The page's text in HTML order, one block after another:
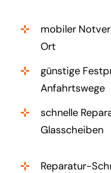
mobiler
Ort
günstige
Anfahrtswege
schnelle
Glasscheiben
Reparatur-